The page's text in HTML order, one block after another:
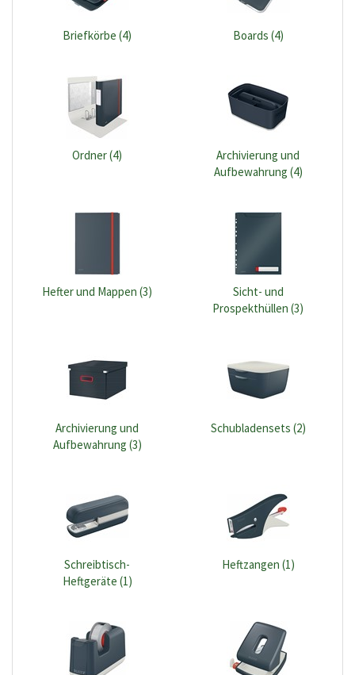
Briefkörbe (4) Boards (4)
Ordner (4)
Archivierung und
Aufbewahrung (4)
Hefter und Mappen (3)
Sicht- und
Prospekthüllen (3)
Archivierung und
Aufbewahrung (3)
Schubladensets (2)
Schreibtisch-
Heftgeräte (1)
Heftzangen (1)